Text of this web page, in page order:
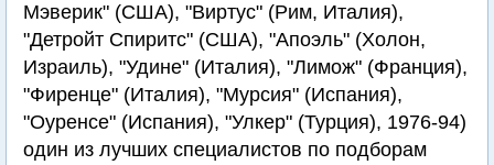
Мэверик" (США), "Виртус" (Рим, Италия),
"Детройт Спиритс" (США), "Апоэль" (Холон,
Израиль), "Удине" (Италия), "Лимож" (Франция),
"Фиренце" (Италия), "Мурсия" (Испания),
"Оуренсе" (Испания), "Улкер" (Турция), 1976-94)
один из лучших специалистов по подборам